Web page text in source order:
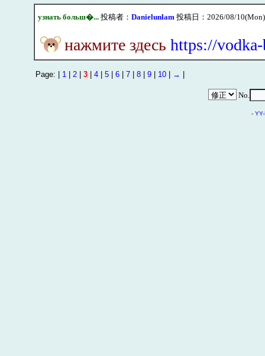
узнать больш�...投稿者： Danielunlam 投稿日：2026/08/
нажмите здесь https://
Page: | 1 | 2| 3| 4| 5| 6| 7| 8| 9| 10| → |
No.
-